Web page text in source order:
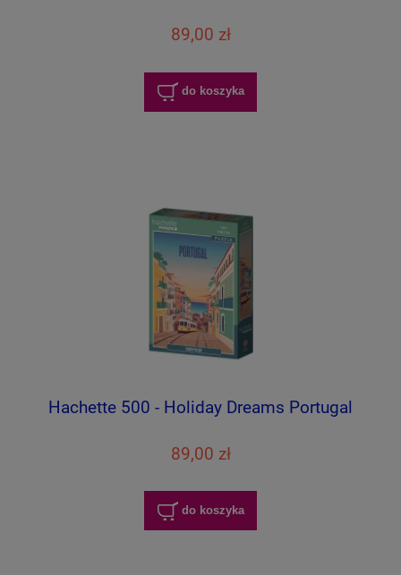
89,00 zł
do koszyka
Hachette 500 - Holiday Dreams Portugal
89,00 zł
do koszyka